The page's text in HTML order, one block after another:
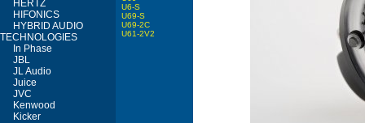
HERTZ
HIFONICS
HYBRID AUDIO
TECHNOLOGIES
In Phase
JBL
JL Audio
Juice
JVC
Kenwood
Kicker
U6-S
U69-S
U69-2C
U61-2V2